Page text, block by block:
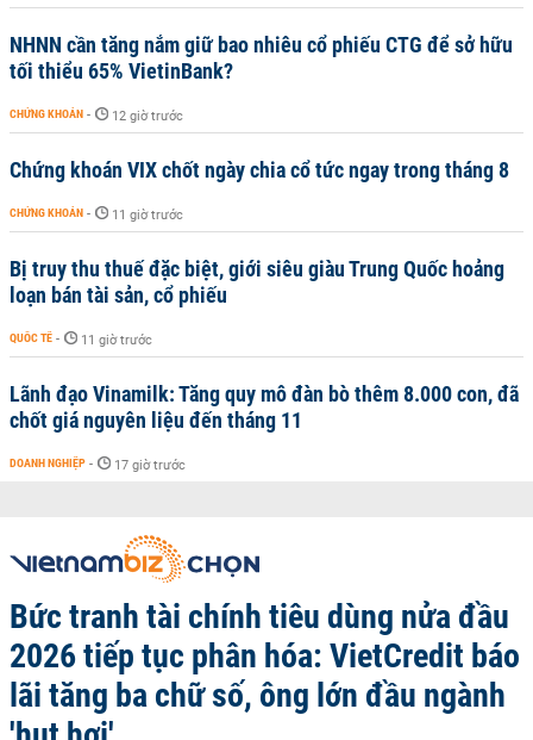
NHNN cần tăng nắm giữ bao nhiêu cổ phiếu CTG để sở hữu
tối thiểu 65% VietinBank?
CHỨNG KHOÁN - 12 giờ trước
Chứng khoán VIX chốt ngày chia cổ tức ngay trong tháng 8
CHỨNG KHOÁN - 11 giờ trước
Bị truy thu thuế đặc biệt, giới siêu giàu Trung Quốc hoảng
loạn bán tài sản, cổ phiếu
QUỐC TẾ - 11 giờ trước
Lãnh đạo Vinamilk: Tăng quy mô đàn bò thêm 8.000 con, đã
chốt giá nguyên liệu đến tháng 11
DOANH NGHIỆP - 17 giờ trước
Bức tranh tài chính tiêu dùng nửa đầu
2026 tiếp tục phân hóa: VietCredit báo
lãi tăng ba chữ số, ông lớn đầu ngành